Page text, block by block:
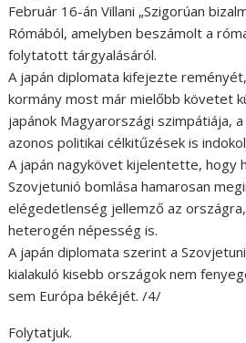
Február 16-án Villani „Szigorúan
Rómából, amelyben beszámolt a
folytatott tárgyalásáról.
A japán diplomata kifejezte
kormány most már mielőbb követet
japánok Magyarországi szimpátiája,
azonos politikai célkitűzések is
A japán nagykövet kijelentette, hogy
Szovjetunió bomlása hamarosan
elégedetlenség jellemző az
heterogén népesség is.
A japán diplomata szerint a
kialakuló kisebb országok nem
sem Európa békéjét. /4/
Folytatjuk.